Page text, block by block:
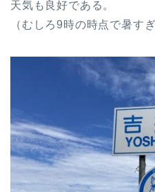
天気も良好である。
（むしろ9時の時点で暑す